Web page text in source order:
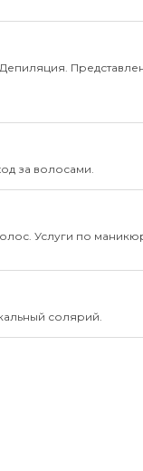
за волосами.
Услуги по
солярий.